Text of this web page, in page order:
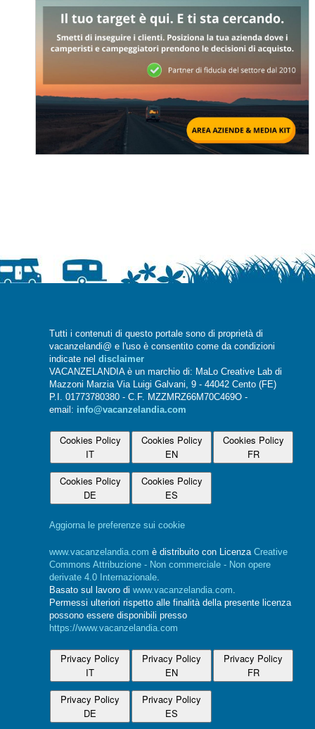
Tutti i contenuti di questo portale sono di proprietà di
vacanzelandi@ e l'uso è consentito come da condizioni
indicate nel disclaimer
VACANZELANDIA è un marchio di: MaLo Creative Lab di
Mazzoni Marzia Via Luigi Galvani, 9 - 44042 Cento (FE)
P.I. 01773780380 - C.F. MZZMRZ66M70C469O -
email: info@vacanzelandia.com
Cookies Policy
IT
Cookies Policy
EN
Cookies Policy
FR
Cookies Policy
DE
Cookies Policy
ES
Aggiorna le preferenze sui cookie
www.vacanzelandia.com è distribuito con Licenza Creative
Commons Attribuzione - Non commerciale - Non opere
derivate 4.0 Internazionale
Basato sul lavoro di www.vacanzelandia.com
Permessi ulteriori rispetto alle finalità della presente licenza
possono essere disponibili presso
https://www.vacanzelandia.com
Privacy Policy
IT
Privacy Policy
EN
Privacy Policy
FR
Privacy Policy
DE
Privacy Policy
ES